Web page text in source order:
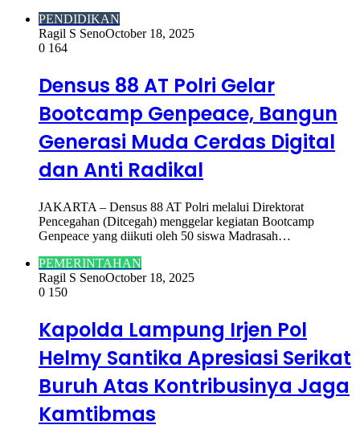
PENDIDIKAN
Ragil S SenoOctober 18, 2025
0 164
Densus 88 AT Polri Gelar
Bootcamp Genpeace, Bangun
Generasi Muda Cerdas Digital
dan Anti Radikal
JAKARTA – Densus 88 AT Polri melalui Direktorat
Pencegahan (Ditcegah) menggelar kegiatan Bootcamp
Genpeace yang diikuti oleh 50 siswa Madrasah…
PEMERINTAHAN
Ragil S SenoOctober 18, 2025
0 150
Kapolda Lampung Irjen Pol
Helmy Santika Apresiasi Serikat
Buruh Atas Kontribusinya Jaga
Kamtibmas